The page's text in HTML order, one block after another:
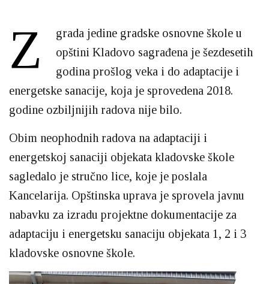
Z
grada jedine gradske osnovne škole u
opštini Kladovo sagrađena je šezdesetih
godina prošlog veka i do adaptacije i
energetske sanacije, koja je sprovedena 2018.
godine ozbiljnijih radova nije bilo.
Obim neophodnih radova na adaptaciji i
energetskoj sanaciji objekata kladovske škole
sagledalo je stručno lice, koje je poslala
Kancelarija. Opštinska uprava je sprovela javnu
nabavku za izradu projektne dokumentacije za
adaptaciju i energetsku sanaciju objekata 1, 2 i 3
kladovske osnovne škole.